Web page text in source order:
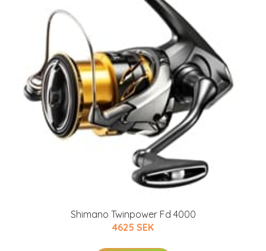
Shimano Twinpower Fd 4000
4625 SEK